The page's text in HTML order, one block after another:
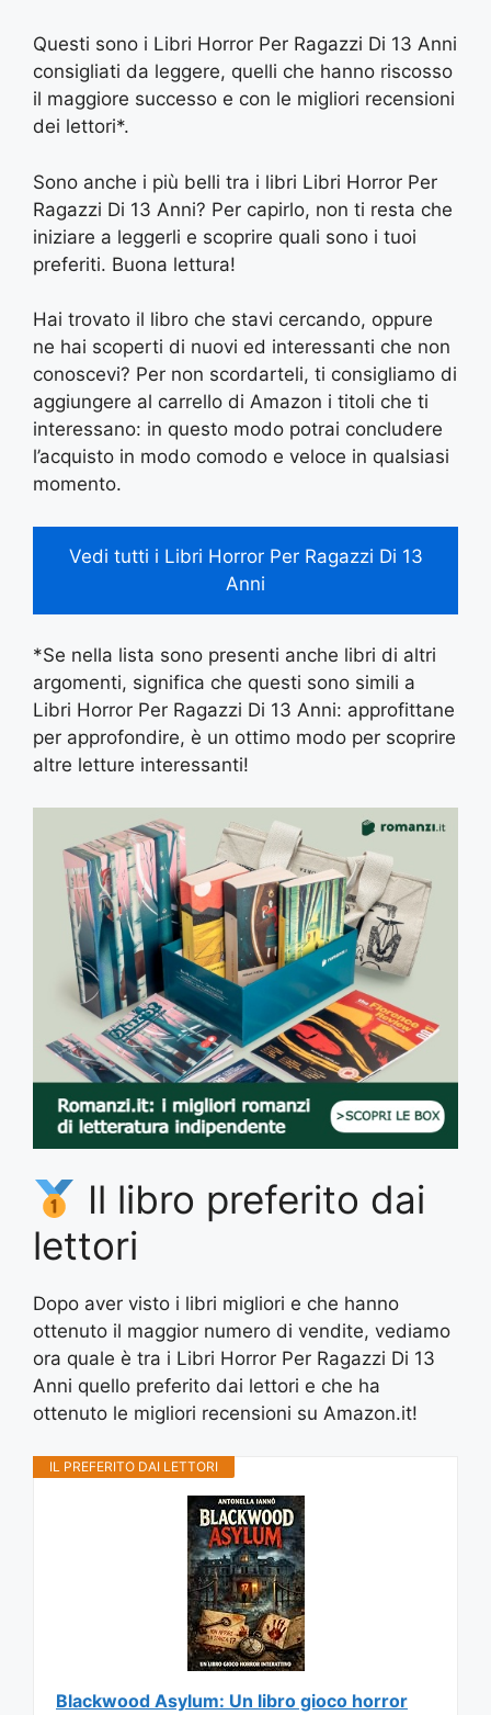
Questi sono i Libri Horror Per Ragazzi Di 13 Anni
consigliati da leggere, quelli che hanno riscosso
il maggiore successo e con le migliori recensioni
dei lettori*.
Sono anche i più belli tra i libri Libri Horror Per
Ragazzi Di 13 Anni? Per capirlo, non ti resta che
iniziare a leggerli e scoprire quali sono i tuoi
preferiti. Buona lettura!
Hai trovato il libro che stavi cercando, oppure
ne hai scoperti di nuovi ed interessanti che non
conoscevi? Per non scordarteli, ti consigliamo di
aggiungere al carrello di Amazon i titoli che ti
interessano: in questo modo potrai concludere
l’acquisto in modo comodo e veloce in qualsiasi
momento.
Vedi tutti i Libri Horror Per Ragazzi Di 13
Anni
*Se nella lista sono presenti anche libri di altri
argomenti, significa che questi sono simili a
Libri Horror Per Ragazzi Di 13 Anni: approfittane
per approfondire, è un ottimo modo per scoprire
altre letture interessanti!
Il libro preferito dai
lettori
Dopo aver visto i libri migliori e che hanno
ottenuto il maggior numero di vendite, vediamo
ora quale è tra i Libri Horror Per Ragazzi Di 13
Anni quello preferito dai lettori e che ha
ottenuto le migliori recensioni su Amazon.it!
IL PREFERITO DAI LETTORI
Blackwood Asylum: Un libro gioco horror